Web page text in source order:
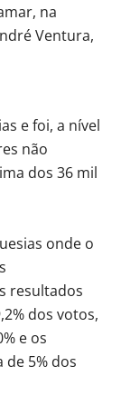
na
Ventura,
e foi, a nível
não
dos 36 mil
onde o
resultados
dos votos,
e os
5% dos